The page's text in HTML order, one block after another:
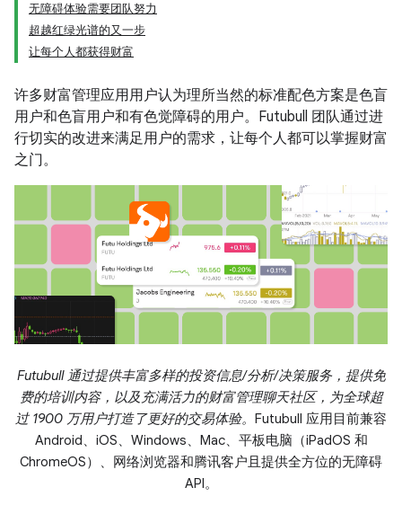
无障碍体验需要团队努力
超越红绿光谱的又一步
让每个人都获得财富
许多财富管理应用用户认为理所当然的标准配色方案是色盲
用户和色盲用户和有色觉障碍的用户。Futubull 团队通过进
行切实的改进来满足用户的需求，让每个人都可以掌握财富
之门。
Futubull 通过提供丰富多样的投资信息/分析/决策服务，提供免
费的培训内容，以及充满活力的财富管理聊天社区，为全球超
过 1900 万用户打造了更好的交易体验。 Futubull 应用目前兼容
Android、iOS、Windows、Mac、平板电脑（iPadOS 和
ChromeOS）、网络浏览器和腾讯客户且提供全方位的无障碍
API。